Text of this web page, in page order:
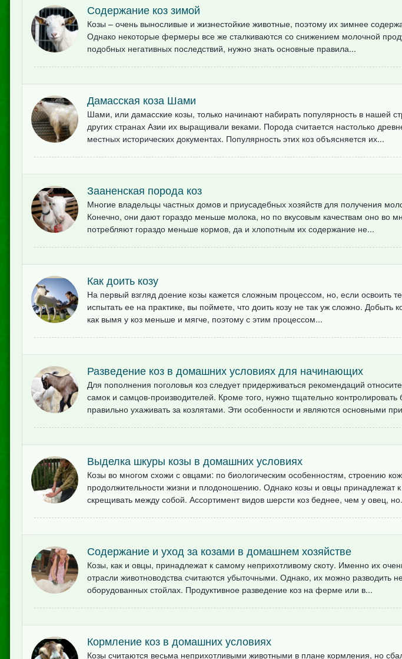
Содержание коз зимой
Козы – очень выносливые и жизнестойкие животные, поэтому их зимнее
Однако некоторые фермеры все же сталкиваются со снижением молочной
подобных негативных последствий, нужно знать основные правила...
Дамасская коза Шами
Шами, или дамасские козы, только начинают набирать популярность в нашей
других странах Азии их выращивали веками. Порода считается настолько
местных исторических документах. Популярность этих коз объясняется их...
Зааненская порода коз
Многие владельцы частных домов и приусадебных хозяйств для получения
Конечно, они дают гораздо меньше молока, но по вкусовым качествам оно во
потребляют гораздо меньше кормов, да и хлопотным их содержание не...
Как доить козу
На первый взгляд доение козы кажется сложным процессом, но, если освоить
испытать ее на практике, вы поймете, что доить козу не так уж сложно. Добыть
как вымя у коз меньше и мягче, поэтому с этим процессом...
Разведение коз в домашних условиях для начинающих
Для пополнения поголовья коз следует придерживаться рекомендаций
самок и самцов-производителей. Кроме того, нужно тщательно
правильно ухаживать за козлятами. Эти особенности и являются основными
Выделка шкуры козы в домашних условиях
Козы во многом схожи с овцами: по биологическим особенностям, строению
продолжительности жизни и плодоношению. Однако козы и овцы принадлежат
скрещивать между собой. Ассортимент видов шерсти коз беднее, чем у овец,
Содержание и уход за козами в домашнем хозяйстве
Козы, как и овцы, принадлежат к самому неприхотливому скоту. Именно их
отрасли животноводства считаются убыточными. Однако, их можно разводить
оборудованных стойлах. Продуктивное разведение коз на ферме или в...
Кормление коз в домашних условиях
Козы считаются весьма неприхотливыми животными в плане кормления, но